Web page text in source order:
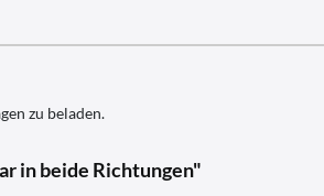
zu beladen.
in beide Richtungen"